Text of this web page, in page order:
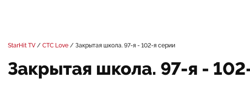
StarHit TV СТС Love Закрытая школа. 97-я - 102-я серии
Закрытая школа. 97-я -